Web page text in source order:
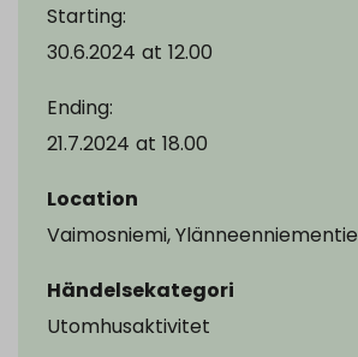
Starting:
30.6.2024 at 12.00
Ending:
21.7.2024 at 18.00
Location
Vaimosniemi, Ylänneenniementie
Händelsekategori
Utomhusaktivitet